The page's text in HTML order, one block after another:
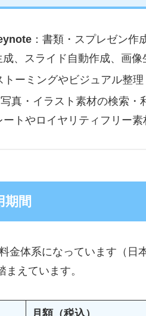
：書類・スプレゼン作
、スライド自動作成、画像
トーミングやビジュアル整理
真・イラスト素材の検索・
トやロイヤリティフリー素
期間
金体系になっています（日
えています。
月額（税込）